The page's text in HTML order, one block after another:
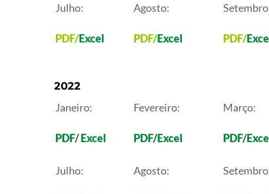
Julho:
PDF/Excel
Agosto:
PDF/Excel PDF/
2022
Janeiro:
PDF/Excel
Fevereiro:
PDF/Excel
Março:
PDF/
Julho: Agosto: